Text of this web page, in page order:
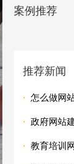
案例推荐
推荐新闻
·怎么做网
·政府网站
·教育培训